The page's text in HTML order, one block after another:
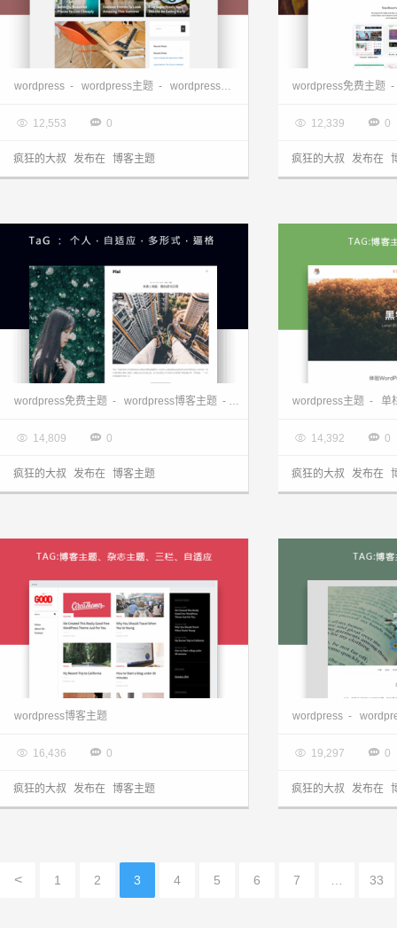
wordpress - wordpress主题 - wordpress主题下载 wordpress博客主题 -
 12,553  0
疯狂的大叔 发布在 博客主题
wordpress免费主题 -
 12,339  0
疯狂的大叔 发布在
WordPress个人博客主题 b5
wordpress免费主题 - wordpress博客主题 - wordpress博客模板
 14,809  0
疯狂的大叔 发布在 博客主题
wordpress主题 - 单
 14,392  0
疯狂的大叔 发布在
wordpress博客主题
 16,436  0
疯狂的大叔 发布在 博客主题
WordPress 自适
wordpress -
 19,297  0
疯狂的大叔 发布在
< 1 2 3 4 5 6 7 33